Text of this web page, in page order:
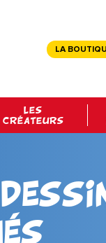
LA
LES
CRÉATEURS